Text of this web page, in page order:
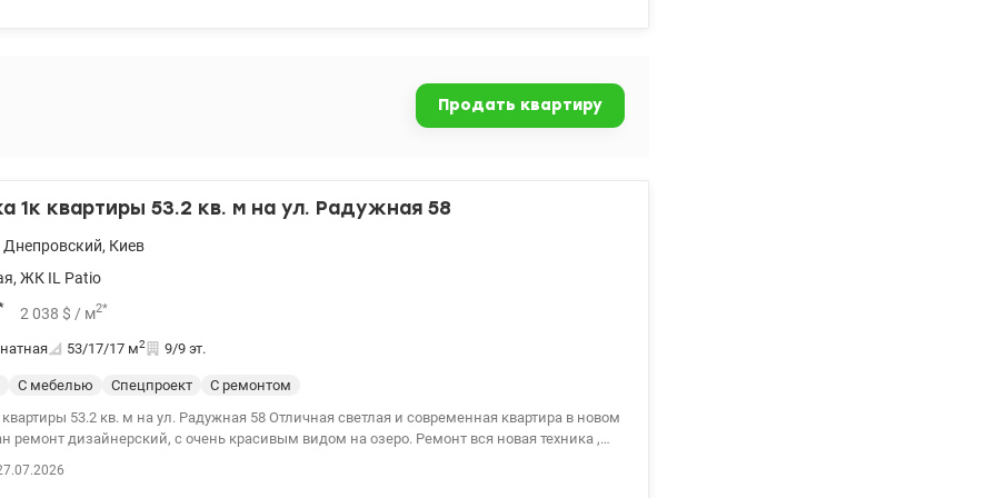
Рядом станция городской электрички, позволяющая быстро добраться до других
Продать квартиру
1к квартиры 53.2 кв. м на ул. Радужная 58
Днепровский, Киев
, ЖК IL Patio
2 038 $ / м2*
53/17/17 м2 9/9 эт.
С мебелью Спецпроект
С ремонтом
кв. м на ул. Радужная 58 Отличная светлая и современная квартира в новом
ремонт дизайнерский, с очень красивым видом на озеро. Ремонт вся новая техника ,